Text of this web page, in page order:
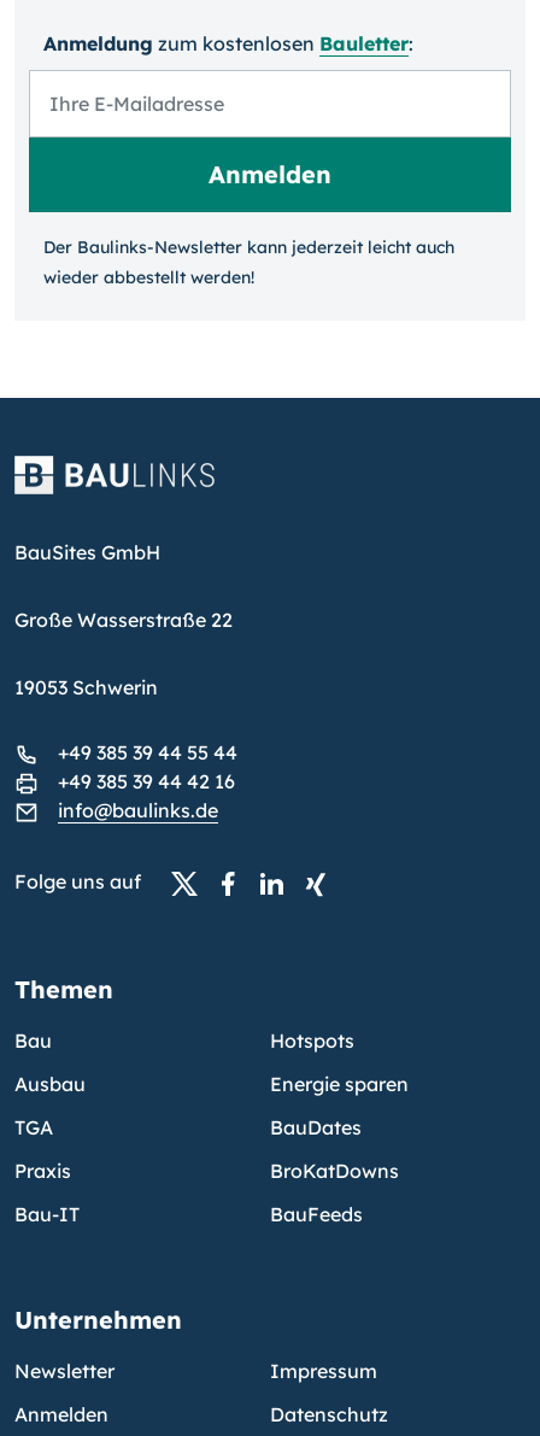
Anmeldung zum kosten­losen Bauletter:
Der Baulinks-Newsletter kann jeder­zeit leicht auch
wieder ab­bestellt werden!
BauSites GmbH
Große Wasserstraße 22
19053 Schwerin
+49 385 39 44 55 44
+49 385 39 44 42 16
info@baulinks.de
Folge uns auf
Themen
Bau
Ausbau
TGA
Praxis
Bau-IT
Hotspots
Energie sparen
BauDates
BroKatDowns
BauFeeds
Unternehmen
Newsletter
Anmelden
Impressum
Datenschutz